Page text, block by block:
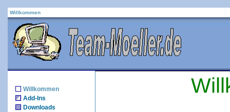
Willkommen
Willkommen
Add-Ins
Downloads